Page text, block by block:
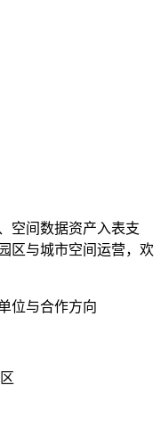
空间数据资产入表支
区与城市空间运营，欢
位与合作方向